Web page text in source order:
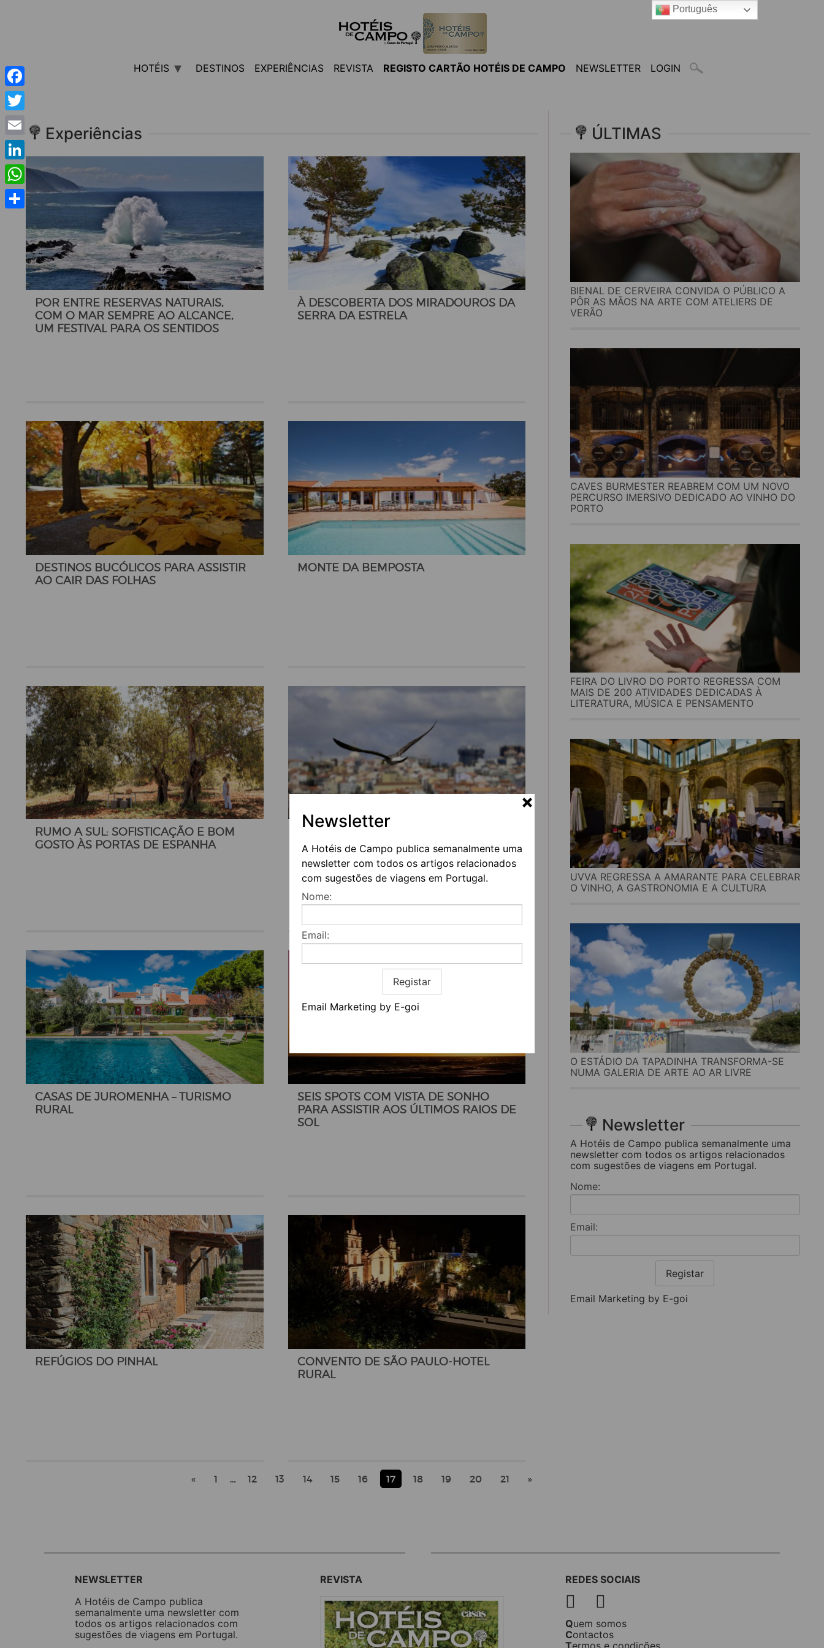
Newsletter
A Hotéis de Campo publica semanalmente uma
newsletter com todos os artigos relacionados
com sugestões de viagens em Portugal.
Nome:
Email:
Registar
Email Marketing by E-goi
HOTÉIS DESTINOS EXPERIÊNCIAS REVISTA REGISTO CARTÃO HOTÉIS DE CAMPO NEWSLETTER LOGIN
Experiências
POR ENTRE RESERVAS NATURAIS,
COM O MAR SEMPRE AO ALCANCE,
UM FESTIVAL PARA OS SENTIDOS
À DESCOBERTA DOS MIRADOUROS DA
SERRA DA ESTRELA
DESTINOS BUCÓLICOS PARA ASSISTIR
AO CAIR DAS FOLHAS
MONTE DA BEMPOSTA
RUMO A SUL: SOFISTICAÇÃO E BOM
GOSTO ÀS PORTAS DE ESPANHA
FUGAS URBANAS, PERFEITAS PARA
QUEM GOSTA DE CONHECER
CULTURAS E TRADIÇÃO
CASAS DE JUROMENHA – TURISMO
RURAL
SEIS SPOTS COM VISTA DE SONHO
PARA ASSISTIR AOS ÚLTIMOS RAIOS DE
SOL
REFÚGIOS DO PINHAL
CONVENTO DE SÃO PAULO-HOTEL
RURAL
« 1 … 12 13 14 15 16 17 18 19 20 21 »
ÚLTIMAS
BIENAL DE CERVEIRA CONVIDA O PÚBLICO A
PÔR AS MÃOS NA ARTE COM ATELIERS DE
VERÃO
CAVES BURMESTER REABREM COM UM NOVO
PERCURSO IMERSIVO DEDICADO AO VINHO DO
PORTO
FEIRA DO LIVRO DO PORTO REGRESSA COM
MAIS DE 200 ATIVIDADES DEDICADAS À
LITERATURA, MÚSICA E PENSAMENTO
UVVA REGRESSA A AMARANTE PARA CELEBRAR
O VINHO, A GASTRONOMIA E A CULTURA
O ESTÁDIO DA TAPADINHA TRANSFORMA-SE
NUMA GALERIA DE ARTE AO AR LIVRE
Newsletter
A Hotéis de Campo publica semanalmente uma
newsletter com todos os artigos relacionados
com sugestões de viagens em Portugal.
Nome:
Email:
Registar
Email Marketing by E-goi
NEWSLETTER
A Hotéis de Campo publica
semanalmente uma newsletter com
todos os artigos relacionados com
sugestões de viagens em Portugal.
REVISTA REDES SOCIAIS
Quem somos
Contactos
Facebook
Twitter
Email
LinkedIn
WhatsApp
Português